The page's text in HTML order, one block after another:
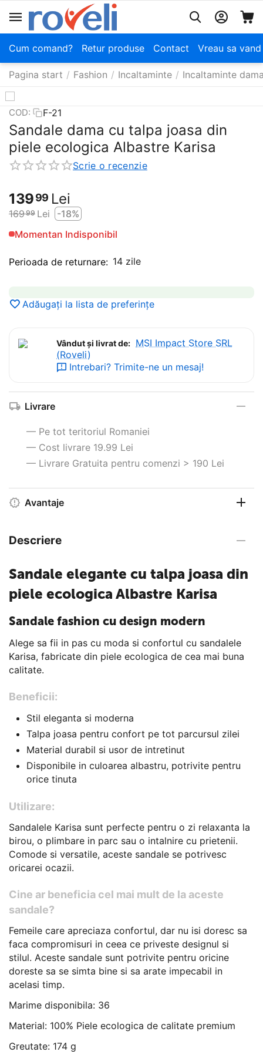
Cum comand? Retur produse Contact Vreau sa
Pagina start / Fashion / Incaltaminte / Incaltaminte
COD: F-21
Sandale dama cu talpa joasa din
piele ecologica Albastre Karisa
Scrie o recenzie
13999 Lei
16999 Lei
-18%
Momentan Indisponibil
Perioada de returnare: 14 zile
Adăugați la lista de preferințe
Vândut și livrat de: MSI Impact Store SRL
(Roveli)
Intrebari? Trimite-ne un mesaj!
Livrare
— Pe tot teritoriul Romaniei
— Cost livrare 19.99 Lei
— Livrare Gratuita pentru comenzi > 190 Lei
Avantaje
Descriere
Sandale elegante cu talpa joasa din
piele ecologica Albastre Karisa
Sandale fashion cu design modern
Alege sa fii in pas cu moda si confortul cu sandalele
Karisa, fabricate din piele ecologica de cea mai buna
calitate.
Beneficii:
Stil eleganta si moderna
Talpa joasa pentru confort pe tot parcursul zilei
Material durabil si usor de intretinut
Disponibile in culoarea albastru, potrivite pentru
orice tinuta
Utilizare:
Sandalele Karisa sunt perfecte pentru o zi relaxanta la
birou, o plimbare in parc sau o intalnire cu prietenii.
Comode si versatile, aceste sandale se potrivesc
oricarei ocazii.
Cine ar beneficia cel mai mult de la aceste
sandale?
Femeile care apreciaza confortul, dar nu isi doresc sa
faca compromisuri in ceea ce priveste designul si
stilul. Aceste sandale sunt potrivite pentru oricine
doreste sa se simta bine si sa arate impecabil in
acelasi timp.
Marime disponibila: 36
Material: 100% Piele ecologica de calitate premium
Greutate: 174 g